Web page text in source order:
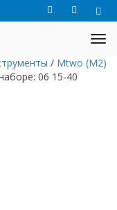
/ Mtwo (M2)
06 15-40